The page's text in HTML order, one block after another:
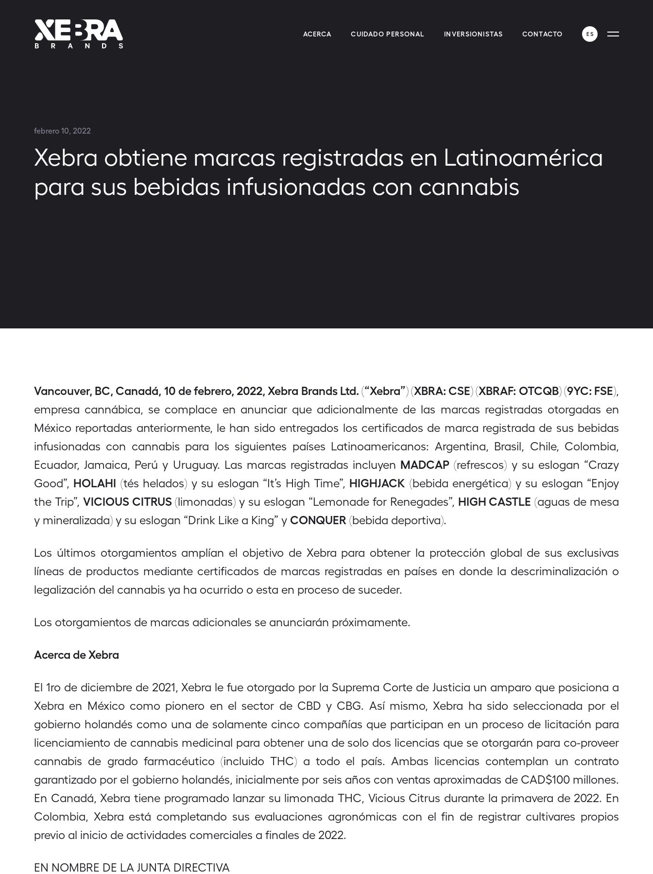
ACERCA CUIDADO PERSONAL INVERSIONISTAS CONTACTO ES
febrero 10, 2022
Xebra obtiene marcas registradas en Latinoamérica
para sus bebidas infusionadas con cannabis
Vancouver, BC, Canadá, 10 de febrero, 2022, Xebra Brands Ltd. (“Xebra”) (XBRA: CSE) (XBRAF: OTCQB) (9YC: FSE)
empresa cannábica, se complace en anunciar que adicionalmente de las marcas registradas otorgadas en
México reportadas anteriormente, le han sido entregados los certificados de marca registrada de sus bebidas
infusionadas con cannabis para los siguientes países Latinoamericanos: Argentina, Brasil, Chile, Colombia,
Ecuador, Jamaica, Perú y Uruguay. Las marcas registradas incluyen MADCAP (refrescos) y su eslogan “Crazy
Good”, HOLAHI (tés helados) y su eslogan “It’s High Time”, HIGHJACK (bebida energética) y su eslogan “Enjoy
the Trip”, VICIOUS CITRUS (limonadas) y su eslogan “Lemonade for Renegades”, HIGH CASTLE (aguas de mesa
y mineralizada) y su eslogan “Drink Like a King” y CONQUER (bebida deportiva).
Los últimos otorgamientos amplían el objetivo de Xebra para obtener la protección global de sus exclusivas
líneas de productos mediante certificados de marcas registradas en países en donde la descriminalización o
legalización del cannabis ya ha ocurrido o esta en proceso de suceder.
Los otorgamientos de marcas adicionales se anunciarán próximamente.
Acerca de Xebra
El 1ro de diciembre de 2021, Xebra le fue otorgado por la Suprema Corte de Justicia un amparo que posiciona a
Xebra en México como pionero en el sector de CBD y CBG. Así mismo, Xebra ha sido seleccionada por el
gobierno holandés como una de solamente cinco compañías que participan en un proceso de licitación para
licenciamiento de cannabis medicinal para obtener una de solo dos licencias que se otorgarán para co-proveer
cannabis de grado farmacéutico (incluido THC) a todo el país. Ambas licencias contemplan un contrato
garantizado por el gobierno holandés, inicialmente por seis años con ventas aproximadas de CAD$100 millones.
En Canadá, Xebra tiene programado lanzar su limonada THC, Vicious Citrus durante la primavera de 2022. En
Colombia, Xebra está completando sus evaluaciones agronómicas con el fin de registrar cultivares propios
previo al inicio de actividades comerciales a finales de 2022.
EN NOMBRE DE LA JUNTA DIRECTIVA